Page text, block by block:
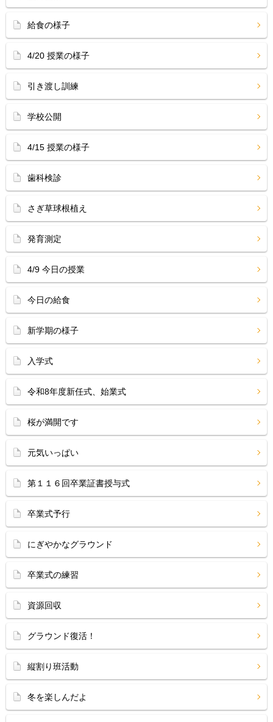
給食の様子
4/20 授業の様子
引き渡し訓練
学校公開
4/15 授業の様子
歯科検診
さぎ草球根植え
発育測定
4/9 今日の授業
今日の給食
新学期の様子
入学式
令和8年度新任式、始業式
桜が満開です
元気いっぱい
第１１６回卒業証書授与式
卒業式予行
にぎやかなグラウンド
卒業式の練習
資源回収
グラウンド復活！
縦割り班活動
冬を楽しんだよ